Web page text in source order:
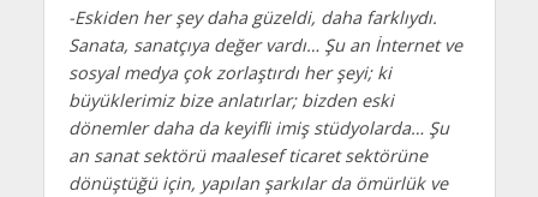
-Eskiden her şey daha güzeldi, daha farklıydı.
Sanata, sanatçıya değer vardı… Şu an İnternet ve
sosyal medya çok zorlaştırdı her şeyi; ki
büyüklerimiz bize anlatırlar; bizden eski
dönemler daha da keyifli imiş stüdyolarda… Şu
an sanat sektörü maalesef ticaret sektörüne
dönüştüğü için, yapılan şarkılar da ömürlük ve